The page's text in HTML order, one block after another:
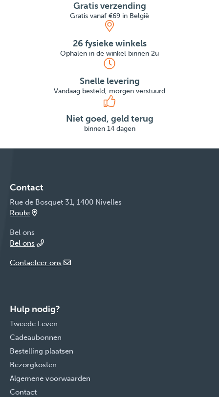
Gratis verzending
Gratis vanaf €69 in België
26 fysieke winkels
Ophalen in de winkel binnen 2u
Snelle levering
Vandaag besteld, morgen verstuurd
Niet goed, geld terug
binnen 14 dagen
Contact
Rue de Bosquet 31, 1400 Nivelles
Route
Bel ons
Bel ons
Contacteer ons
Hulp nodig?
Tweede Leven
Cadeaubonnen
Bestelling plaatsen
Bezorgkosten
Algemene voorwaarden
Contact